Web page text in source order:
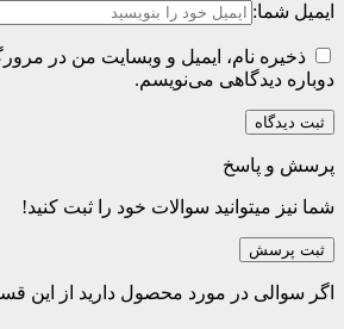
ایمیل شما:
ذخیره نام، ایمیل و وبسایت من در
دوباره دیدگاهی می‌نویسم.
پرسش و پاسخ
شما نیز میتوانید سوالات خود را ثبت کنید!
ثبت پرسش
اگر سوالی در مورد محصول دارید از این